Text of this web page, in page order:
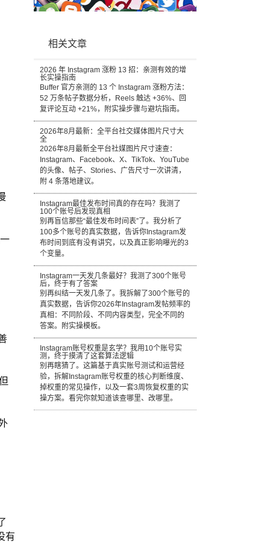
有
相关文章
2026 年 Instagram 涨粉 13 招：亲测有效的增
长实操指南
Buffer 官方亲测的 13 个 Instagram 涨粉方法：
52 万条帖子数据分析，Reels 触达 +36%、回
复评论互动 +21%，附实操步骤与避坑指南。
2026年8月最新：全平台社交媒体图片尺寸大
全
2026年8月最新全平台社媒图片尺寸速查：
Instagram、Facebook、X、TikTok、YouTube
的头像、帖子、Stories、广告尺寸一次讲清，
附 4 条落地建议。
Instagram最佳发布时间真的存在吗？我测了
100个账号后发现真相
别再盲信那些“最佳发布时间表”了。我分析了
100多个账号的真实数据，告诉你Instagram发
布时间到底有没有讲究，以及真正影响曝光的3
个变量。
Instagram一天发几条最好？我测了300个账号
后，终于有了答案
别再纠结一天发几条了。我拆解了300个账号的
真实数据，告诉你2026年Instagram发帖频率的
真相：不同阶段、不同内容类型，完全不同的
答案。附实操模板。
Instagram账号权重是玄学？我用10个账号实
测，终于摸清了这套算法逻辑
别再瞎猜了。这篇基于真实账号测试和运营经
验，拆解Instagram账号权重的核心判断维度、
掉权重的常见操作，以及一套3周恢复权重的实
操方案。看完你就知道该查哪里、改哪里。